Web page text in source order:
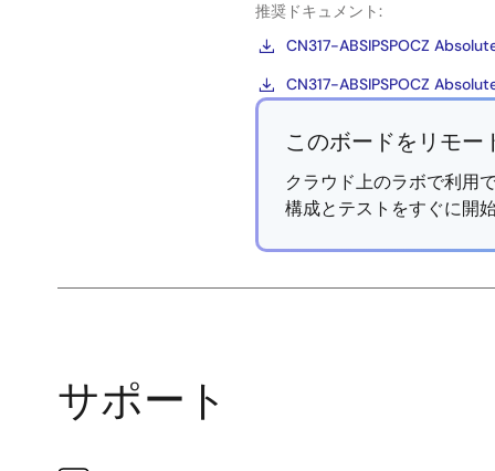
推奨ドキュメント:
CN317-ABSIPSPOCZ
CN317-ABSIPSPOCZ
このボードをリモー
クラウド上のラボで利用
構成とテストをすぐに開始
サポート